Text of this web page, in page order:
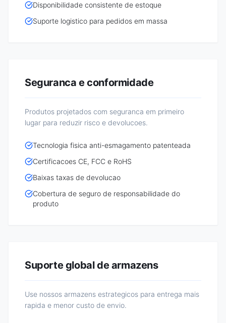
Disponibilidade consistente de estoque
Suporte logistico para pedidos em massa
Seguranca e conformidade
Produtos projetados com seguranca em primeiro
lugar para reduzir risco e devolucoes.
Tecnologia fisica anti-esmagamento patenteada
Certificacoes CE, FCC e RoHS
Baixas taxas de devolucao
Cobertura de seguro de responsabilidade do
produto
Suporte global de armazens
Use nossos armazens estrategicos para entrega mais
rapida e menor custo de envio.